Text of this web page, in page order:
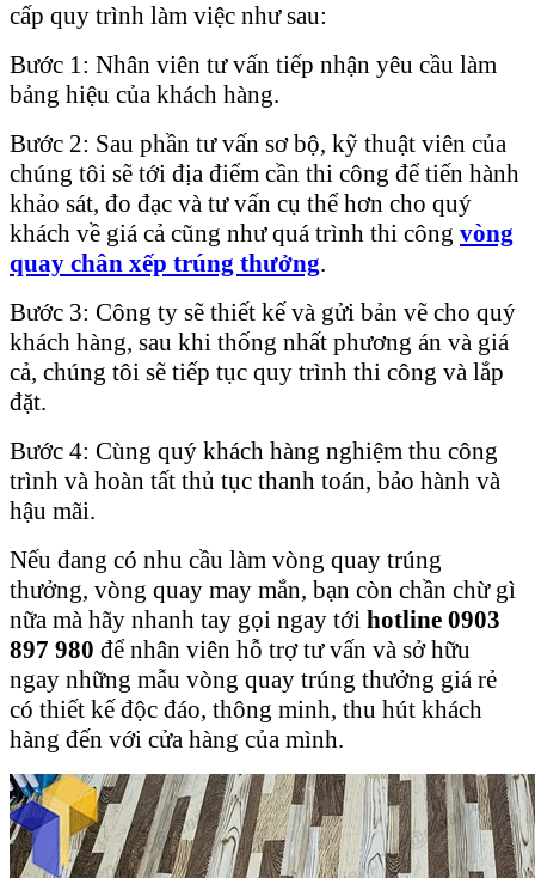
cấp quy trình làm việc như sau:
Bước 1: Nhân viên tư vấn tiếp nhận yêu cầu làm
bảng hiệu của khách hàng.
Bước 2: Sau phần tư vấn sơ bộ, kỹ thuật viên của
chúng tôi sẽ tới địa điểm cần thi công để tiến hành
khảo sát, đo đạc và tư vấn cụ thể hơn cho quý
khách về giá cả cũng như quá trình thi công vòng
quay chân xếp trúng thưởng.
Bước 3: Công ty sẽ thiết kế và gửi bản vẽ cho quý
khách hàng, sau khi thống nhất phương án và giá
cả, chúng tôi sẽ tiếp tục quy trình thi công và lắp
đặt.
Bước 4: Cùng quý khách hàng nghiệm thu công
trình và hoàn tất thủ tục thanh toán, bảo hành và
hậu mãi.
Nếu đang có nhu cầu làm vòng quay trúng
thưởng, vòng quay may mắn, bạn còn chần chừ gì
nữa mà hãy nhanh tay gọi ngay tới hotline 0903
897 980 để nhân viên hỗ trợ tư vấn và sở hữu
ngay những mẫu vòng quay trúng thưởng giá rẻ
có thiết kế độc đáo, thông minh, thu hút khách
hàng đến với cửa hàng của mình.